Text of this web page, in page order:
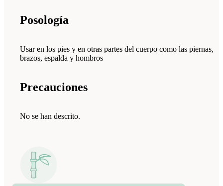
Posología
Usar en los pies y en otras partes del cuerpo como las piernas,
brazos, espalda y hombros
Precauciones
No se han descrito.